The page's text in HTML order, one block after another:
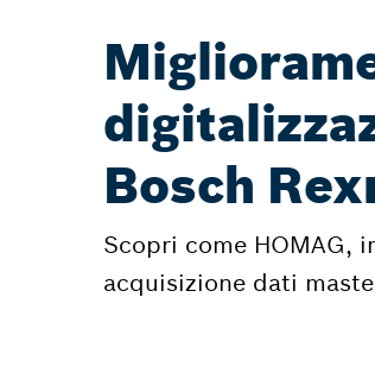
Bosch
Scopri come HOMAG,
acquisizione dati